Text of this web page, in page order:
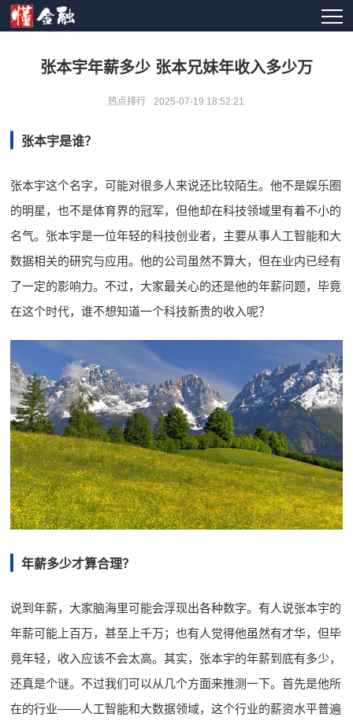
张本宇年薪多少 张本兄妹年收入多少万
热点排行 2025-07-19 18:52:21
张本宇是谁？
张本宇这个名字，可能对很多人来说还比较陌生。他不是娱乐圈
的明星，也不是体育界的冠军，但他却在科技领域里有着不小的
名气。张本宇是一位年轻的科技创业者，主要从事人工智能和大
数据相关的研究与应用。他的公司虽然不算大，但在业内已经有
了一定的影响力。不过，大家最关心的还是他的年薪问题，毕竟
在这个时代，谁不想知道一个科技新贵的收入呢？
年薪多少才算合理？
说到年薪，大家脑海里可能会浮现出各种数字。有人说张本宇的
年薪可能上百万，甚至上千万；也有人觉得他虽然有才华，但毕
竟年轻，收入应该不会太高。其实，张本宇的年薪到底有多少，
还真是个谜。不过我们可以从几个方面来推测一下。首先是他所
在的行业——人工智能和大数据领域，这个行业的薪资水平普遍